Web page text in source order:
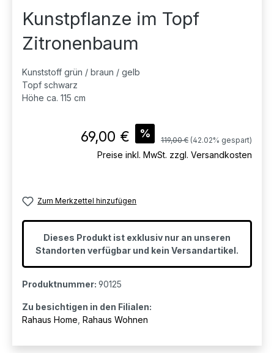
Kunstpflanze im Topf
Zitronenbaum
Kunststoff grün / braun / gelb
Topf schwarz
Höhe ca. 115 cm
Verkaufspreis:
69,00 € % Regulärer Preis:
119,00 € (42.02% gespart)
Preise inkl. MwSt. zzgl. Versandkosten
Zum Merkzettel hinzufügen
Dieses Produkt ist exklusiv nur an unseren
Standorten verfügbar und kein Versandartikel.
Produktnummer: 90125
Zu besichtigen in den Filialen:
Rahaus Home Rahaus Wohnen